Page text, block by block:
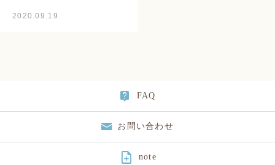
2020.09.19
FAQ
お問い合わせ
 note